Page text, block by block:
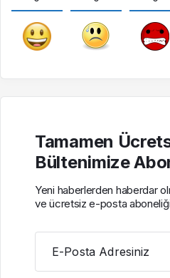
Tamamen
Bültenimize
Yeni haberlerden haberdar
ve ücretsiz e-posta
E-Posta Adresiniz